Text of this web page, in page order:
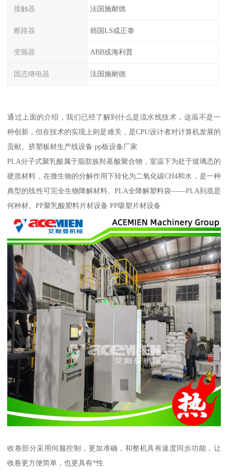
接触器 法国施耐德
断路器 韩国LS或正泰
变频器 ABB或海利普
固态继电器 法国施耐德
通过上面的介绍，我们已经了解到什么是流水线技术，这虽不是一
种创新，但在技术的实现上则是难关，是CPU设计者对计算机发展的
贡献。挤塑板材生产线设备 pp板设备厂家
PLA分子式聚乳酸属于脂肪族羟基酸聚合物，室温下为处于玻璃态的
硬质材料，在微生物的分解作用下转化为二氧化碳CH4和水，是一种
典型的线性可完全生物降解材料。PLA全降解塑料袋——PLA到底是
何种材。PP聚乳酸塑料片材设备 PP吸塑片材设备
收卷部分采用伺服控制，更加准确，和整机具有速度同步功能，让
收卷更方便简单，也更具有*性